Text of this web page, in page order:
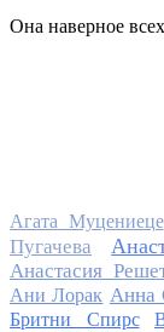
Она наверное
Агата Муцениеце
Пугачева
Анастасия
Ани Лорак Анна
Бритни Спирс